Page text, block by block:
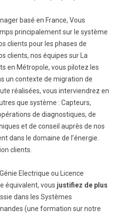
basé en France, Vous
principalement sur le système
clients pour les phases de
clients, nos équipes sur La
en Métropole, vous pilotez les
un contexte de migration de
réalisées, vous interviendrez en
que système : Capteurs,
de diagnostiques, de
et de conseil auprès de nos
dans le domaine de l’énergie.
clients.
Electrique ou Licence
équivalent, vous justifiez de plus
dans les Systèmes
(une formation sur notre